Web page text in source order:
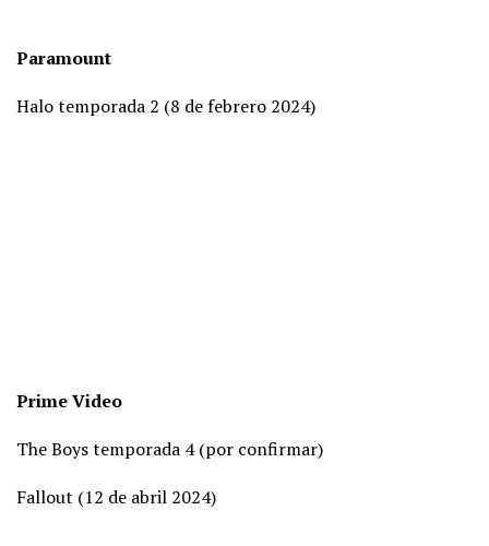
Paramount
Halo temporada 2 (8 de febrero 2024)
Prime Video
The Boys temporada 4 (por confirmar)
Fallout (12 de abril 2024)